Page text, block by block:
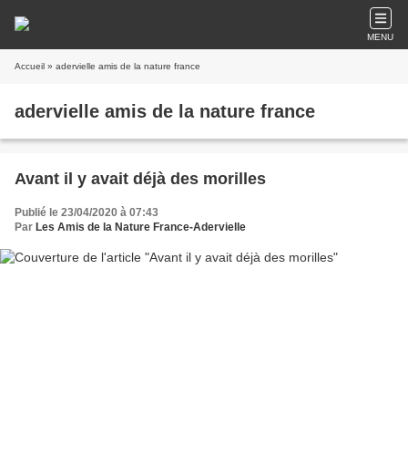
MENU
Accueil » adervielle amis de la nature france
adervielle amis de la nature france
Avant il y avait déjà des morilles
Publié le 23/04/2020 à 07:43
Par Les Amis de la Nature France-Adervielle